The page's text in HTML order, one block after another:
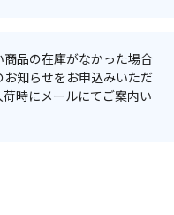
商品の在庫がなかった場合
お知らせをお申込みいただ
荷時にメールにてご案内い